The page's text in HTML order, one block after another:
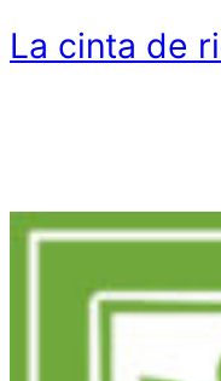
La cinta de